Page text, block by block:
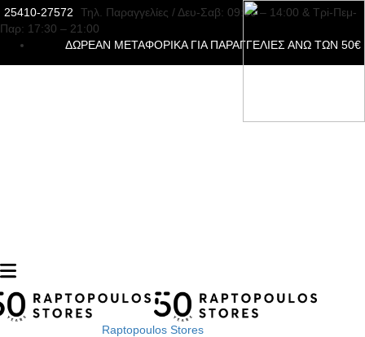
25410-27572 Τηλ. Παραγγελίες / Δευ-Σαβ: 09:00 – 14:00 & Τρi-Πεμ-
Παρ: 17:30 – 21:00
ΔΩΡΕΑΝ ΜΕΤΑΦΟΡΙΚΑ ΓΙΑ ΠΑΡΑΓΓΕΛΙΕΣ ΑΝΩ ΤΩΝ 50€
Raptopoulos Stores